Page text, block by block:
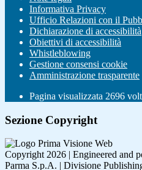
Informativa Privacy
Ufficio Relazioni con il
Dichiarazione di accessibilità
Obiettivi di accessibilità
Whistleblowing
Gestione consensi cookie
Amministrazione trasparente
Pagina visualizzata 2696
Sezione Copyright
Copyright 2026 | Engineered and
Parma S.p.A. | Divisione